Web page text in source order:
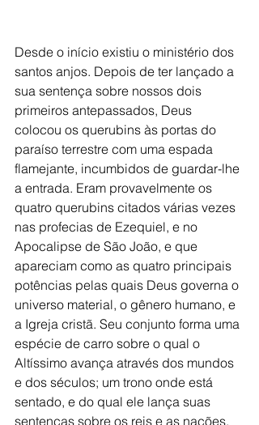
Desde o início existiu o ministério dos
santos anjos. Depois de ter lançado a
sua sentença sobre nossos dois
primeiros antepassados, Deus
colocou os querubins às portas do
paraíso terrestre com uma espada
flamejante, incumbidos de guardar-lhe
a entrada. Eram provavelmente os
quatro querubins citados várias vezes
nas profecias de Ezequiel, e no
Apocalipse de São João, e que
apareciam como as quatro principais
potências pelas quais Deus governa o
universo material, o gênero humano, e
a Igreja cristã. Seu conjunto forma uma
espécie de carro sobre o qual o
Altíssimo avança através dos mundos
e dos séculos; um trono onde está
sentado, e do qual ele lança suas
sentenças sobre os reis e as nações.